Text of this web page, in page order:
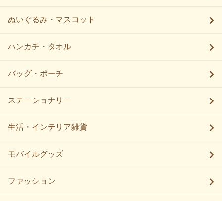
ぬいぐるみ・マスコット
ハンカチ・タオル
バッグ・ポーチ
ステーショナリー
生活・インテリア雑貨
モバイルグッズ
ファッション